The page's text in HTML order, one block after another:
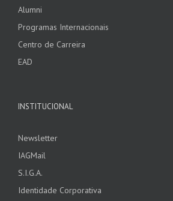
Alumni
Programas Internacionais
Centro de Carreira
EAD
INSTITUCIONAL
Newsletter
IAGMail
S.I.G.A.
Identidade Corporativa